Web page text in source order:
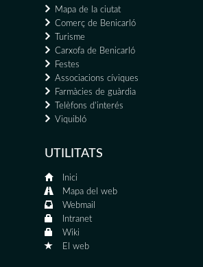
Mapa de la ciutat
Comerç de Benicarló
Turisme
Carxofa de Benicarló
Festes
Associacions cíviques
Farmàcies de guàrdia
Telèfons d'interés
Viquibló
UTILITATS
Inici
Mapa del web
Webmail
Intranet
Wiki
El web